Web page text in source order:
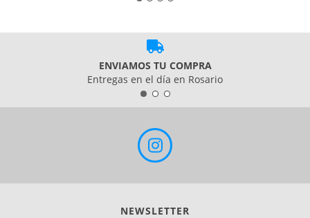
ENVIAMOS TU COMPRA
Entregas en el día en Rosario
NEWSLETTER